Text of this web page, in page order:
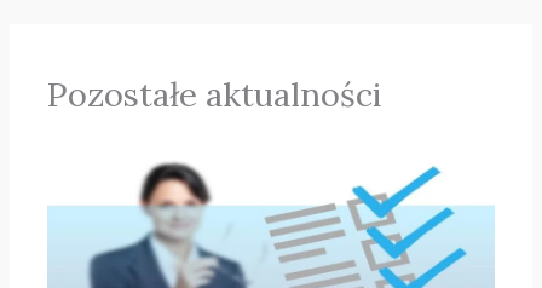
Pozostałe aktualności